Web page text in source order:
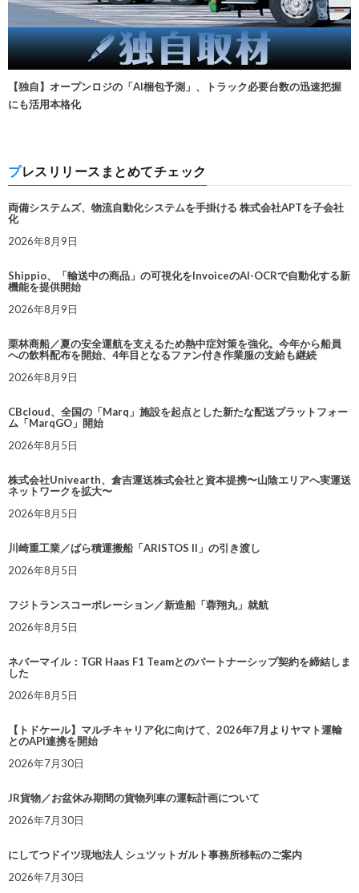
【独自】オープンロジの「AI梱包予測」、トラック必要台数の迅速把握
にも活用本格化
プレスリリースまとめてチェック
両備システムズ、物流自動化システムを手掛ける 株式会社APTを子会社
化
2026年8月9日
Shippio、「輸送中の商品」の可視化をInvoiceのAI-OCRで自動化する新
機能を提供開始
2026年8月9日
栗林商船／夏の安全運航を支えるため熱中症対策を強化。今年から船員
への飲料配布を開始、4年目となるファン付き作業服の支給も継続
2026年8月9日
CBcloud、全国の「Marq」施設を起点とした新たな配送プラットフォー
ム「MarqGO」開始
2026年8月5日
株式会社Univearth、倉吉運送株式会社と資本提携〜山陰エリアへ実運送
ネットワークを拡大〜
2026年8月5日
川崎重工業／ばら積運搬船「ARISTOS II」の引き渡し
2026年8月5日
フジトランスコーポレーション／新造船「蓉翔丸」就航
2026年8月5日
ネバーマイル：TGR Haas F1 Teamとのパートナーシップ契約を締結しま
した
2026年8月5日
【トドケール】マルチキャリア化に向けて、2026年7月よりヤマト運輸
とのAPI連携を開始
2026年7月30日
JR貨物／お盆休み期間の貨物列車の運転計画について
2026年7月30日
にしてつドイツ現地法人 シュツットガルト事務所移転のご案内
2026年7月30日